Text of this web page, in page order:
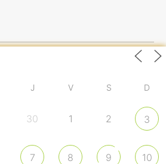
J V S D
30 1 2 3
7 8 9 10